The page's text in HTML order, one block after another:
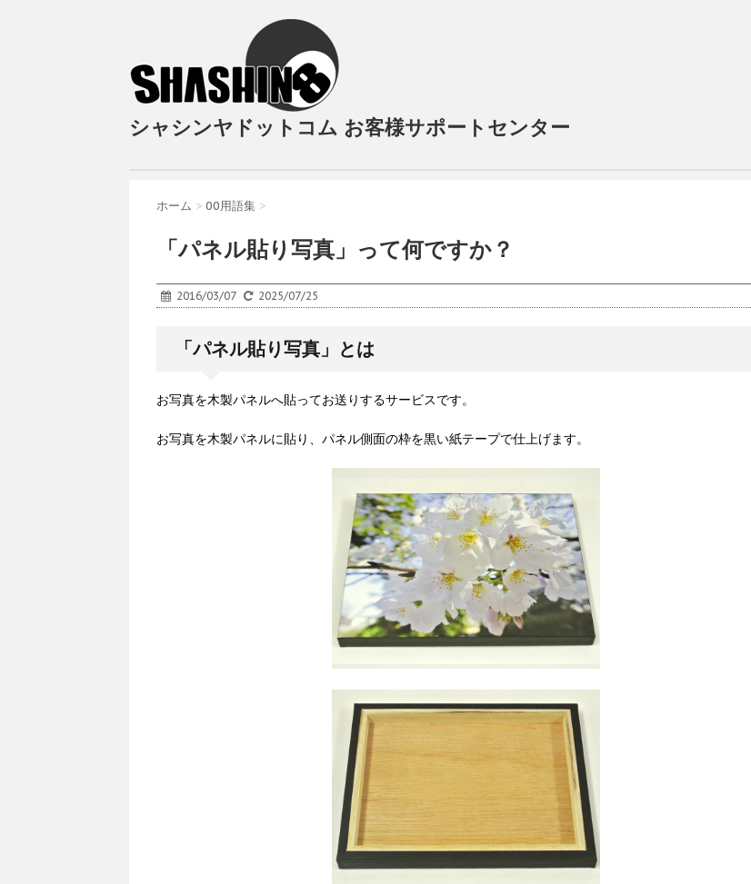
シャシンヤドットコム お客様サポートセンター
ホーム > 00用語集 >
「パネル貼り写真」って何ですか？
2016/03/07 2025/07/25
「パネル貼り写真」とは
お写真を木製パネルへ貼ってお送りするサービスです。
お写真を木製パネルに貼り、パネル側面の枠を黒い紙テープで仕上げます。